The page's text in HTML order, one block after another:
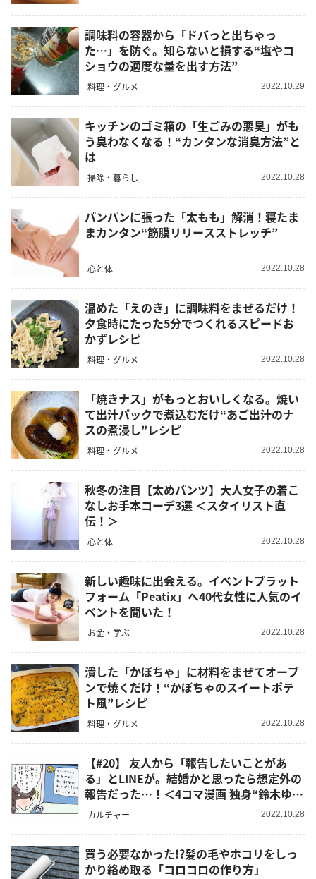
調味料の容器から「ドバっと出ちゃっ
た…」を防ぐ。知らないと損する“塩やコ
ショウの適度な量を出す方法”
料理・グルメ 2022.10.29
キッチンのゴミ箱の「生ごみの悪臭」がも
う臭わなくなる！“カンタンな消臭方法”と
は
掃除・暮らし 2022.10.28
パンパンに張った「太もも」解消！寝たま
まカンタン“筋膜リリースストレッチ”
心と体 2022.10.28
温めた「えのき」に調味料をまぜるだけ！
夕食時にたった5分でつくれるスピードお
かずレシピ
料理・グルメ 2022.10.28
「焼きナス」がもっとおいしくなる。焼い
て出汁パックで煮込むだけ“あご出汁のナ
スの煮浸し”レシピ
料理・グルメ 2022.10.28
秋冬の注目【太めパンツ】大人女子の着こ
なしお手本コーデ3選 ＜スタイリスト直
伝！＞
心と体 2022.10.28
新しい趣味に出会える。イベントプラット
フォーム「Peatix」へ40代女性に人気のイ
ベントを聞いた！
お金・学ぶ 2022.10.28
潰した「かぼちゃ」に材料をまぜてオーブ
ンで焼くだけ！“かぼちゃのスイートポテ
ト風”レシピ
料理・グルメ 2022.10.28
【#20】 友人から「報告したいことがあ
る」とLINEが。結婚かと思ったら想定外の
報告だった…！＜4コマ漫画 独身“鈴木ゆう
子”の日常＞
カルチャー 2022.10.28
買う必要なかった!?髪の毛やホコリをしっ
かり絡め取る「コロコロの作り方」